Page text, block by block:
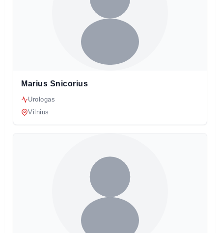
Marius Snicorius
Urologas
Vilnius